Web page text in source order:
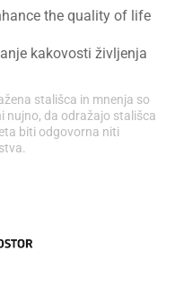
the quality of life
kakovosti življenja
stališca in mnenja so
nujno, da odražajo stališca
biti odgovorna niti